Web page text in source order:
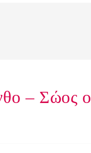
– Σώος ο